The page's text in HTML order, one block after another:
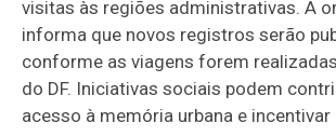
visitas às regiões administrativas. A
informa que novos registros serão
conforme as viagens forem
do DF. Iniciativas sociais podem
acesso à memória urbana e